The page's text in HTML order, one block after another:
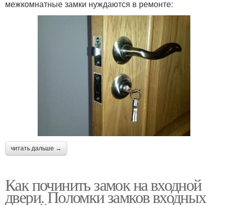
межкомнатные замки нуждаются в ремонте:
читать дальше →
Как починить замок на входной
двери. Поломки замков входных